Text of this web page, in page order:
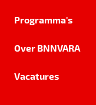
Programma's
Over BNNVARA
Vacatures